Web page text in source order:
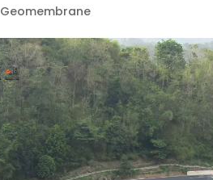
Geomembrane